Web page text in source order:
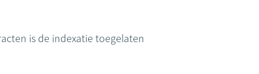
is de indexatie toegelaten